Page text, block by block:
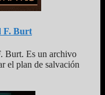
F. Burt
Burt. Es un archivo
el plan de salvación